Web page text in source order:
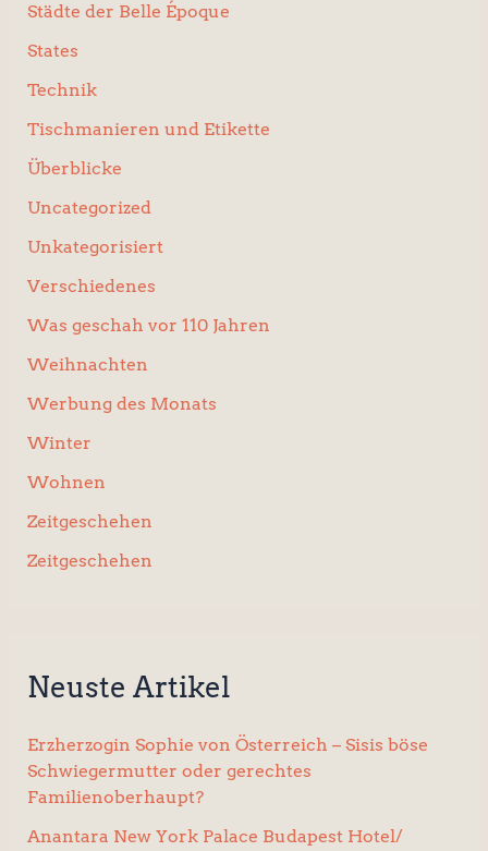
Städte der Belle Époque
States
Technik
Tischmanieren und Etikette
Überblicke
Uncategorized
Unkategorisiert
Verschiedenes
Was geschah vor 110 Jahren
Weihnachten
Werbung des Monats
Winter
Wohnen
Zeitgeschehen
Zeitgeschehen
Neuste Artikel
Erzherzogin Sophie von Österreich – Sisis böse
Schwiegermutter oder gerechtes
Familienoberhaupt?
Anantara New York Palace Budapest Hotel/